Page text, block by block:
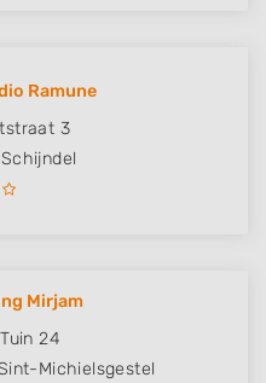
Ramune
3
Schijndel
Mirjam
24
Michielsgestel